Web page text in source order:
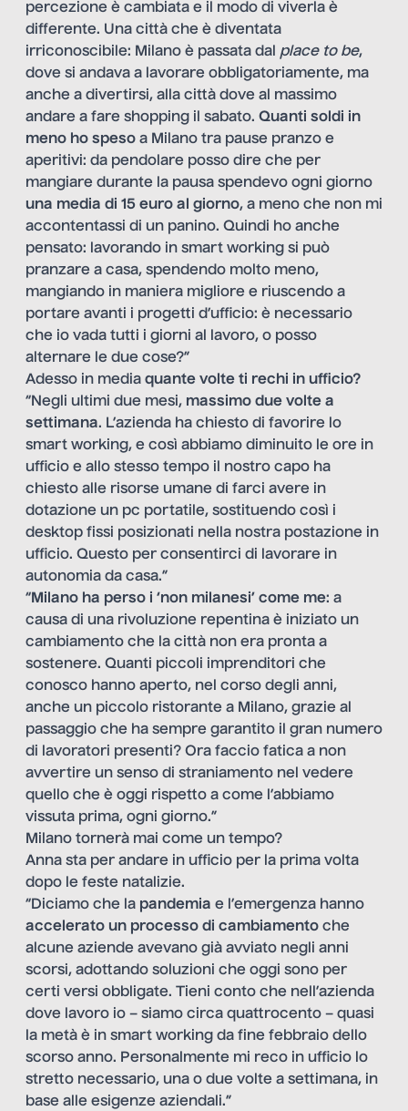
percezione è cambiata e il modo di viverla è
differente. Una città che è diventata
irriconoscibile: Milano è passata dal place to be,
dove si andava a lavorare obbligatoriamente, ma
anche a divertirsi, alla città dove al massimo
andare a fare shopping il sabato. Quanti soldi in
meno ho speso a Milano tra pause pranzo e
aperitivi: da pendolare posso dire che per
mangiare durante la pausa spendevo ogni giorno
una media di 15 euro al giorno, a meno che non mi
accontentassi di un panino. Quindi ho anche
pensato: lavorando in smart working si può
pranzare a casa, spendendo molto meno,
mangiando in maniera migliore e riuscendo a
portare avanti i progetti d’ufficio: è necessario
che io vada tutti i giorni al lavoro, o posso
alternare le due cose?”
Adesso in media quante volte ti rechi in ufficio?
“Negli ultimi due mesi, massimo due volte a
settimana. L’azienda ha chiesto di favorire lo
smart working, e così abbiamo diminuito le ore in
ufficio e allo stesso tempo il nostro capo ha
chiesto alle risorse umane di farci avere in
dotazione un pc portatile, sostituendo così i
desktop fissi posizionati nella nostra postazione in
ufficio. Questo per consentirci di lavorare in
autonomia da casa.”
“Milano ha perso i ‘non milanesi’ come me: a
causa di una rivoluzione repentina è iniziato un
cambiamento che la città non era pronta a
sostenere. Quanti piccoli imprenditori che
conosco hanno aperto, nel corso degli anni,
anche un piccolo ristorante a Milano, grazie al
passaggio che ha sempre garantito il gran numero
di lavoratori presenti? Ora faccio fatica a non
avvertire un senso di straniamento nel vedere
quello che è oggi rispetto a come l’abbiamo
vissuta prima, ogni giorno.”
Milano tornerà mai come un tempo?
Anna sta per andare in ufficio per la prima volta
dopo le feste natalizie.
“Diciamo che la pandemia e l’emergenza hanno
accelerato un processo di cambiamento che
alcune aziende avevano già avviato negli anni
scorsi, adottando soluzioni che oggi sono per
certi versi obbligate. Tieni conto che nell’azienda
dove lavoro io – siamo circa quattrocento – quasi
la metà è in smart working da fine febbraio dello
scorso anno. Personalmente mi reco in ufficio lo
stretto necessario, una o due volte a settimana, in
base alle esigenze aziendali.”